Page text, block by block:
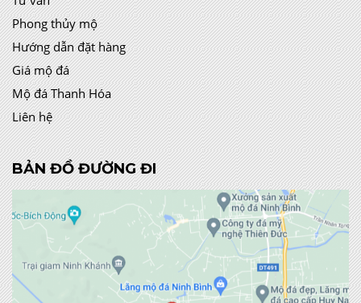
Phong thủy mộ
Hướng dẫn đặt hàng
Giá mộ đá
Mộ đá Thanh Hóa
Liên hệ
BẢN ĐỒ ĐƯỜNG ĐI